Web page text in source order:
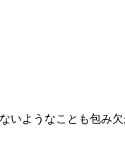
ようなことも包み